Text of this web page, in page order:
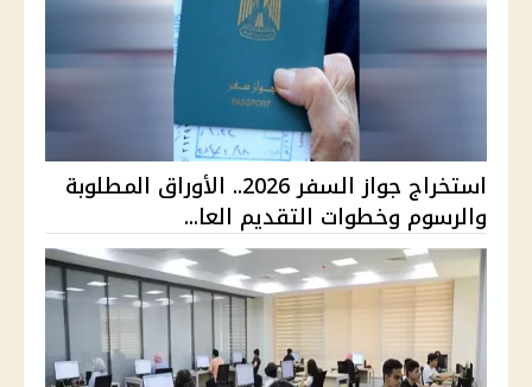
استخراج جواز السفر 2026.. الأوراق المطلوبة
والرسوم وخطوات التقديم العا...